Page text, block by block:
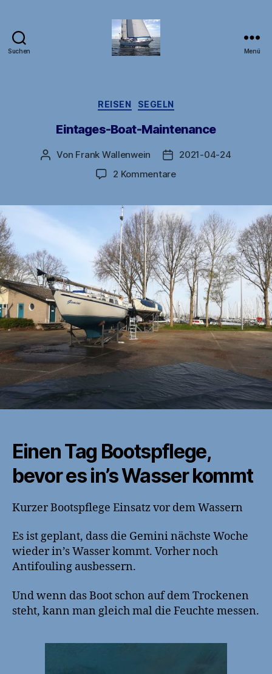
Suchen Menü
Kategorien
REISEN SEGELN
Eintages-Boat-Maintenance
Beitragsautor
Von Frank Wallenwein
2021-04-24
2 Kommentarezu
Maintenance
Einen Tag Bootspflege,
bevor es in’s Wasser kommt
Kurzer Bootspflege Einsatz vor dem Wassern
Es ist geplant, dass die Gemini nächste Woche
wieder in’s Wasser kommt. Vorher noch
Antifouling ausbessern.
Und wenn das Boot schon auf dem Trockenen
steht, kann man gleich mal die Feuchte messen.